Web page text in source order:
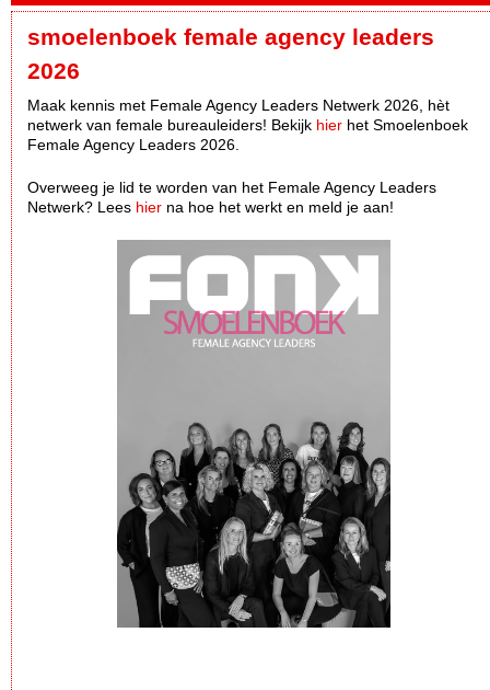
smoelenboek female agency leaders
2026
Maak kennis met Female Agency Leaders Netwerk 2026, hèt
netwerk van female bureauleiders! Bekijk hier het Smoelenboek
Female Agency Leaders 2026.
Overweeg je lid te worden van het Female Agency Leaders
Netwerk? Lees hier na hoe het werkt en meld je aan!